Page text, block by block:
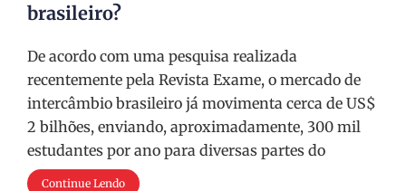
brasileiro?
De acordo com uma pesquisa realizada
recentemente pela Revista Exame, o mercado de
intercâmbio brasileiro já movimenta cerca de US$
2 bilhões, enviando, aproximadamente, 300 mil
estudantes por ano para diversas partes do
Continue Lendo